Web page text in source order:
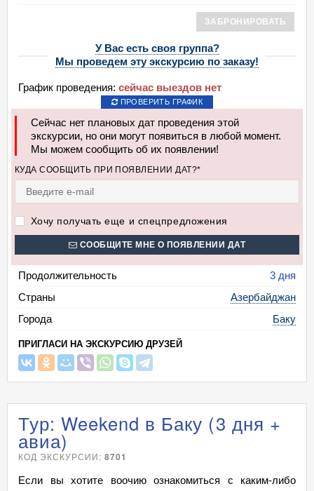
ЗАБРОНИРОВАТЬ
У Вас есть своя группа?
Мы проведем эту экскурсию по заказу!
График проведения: сейчас выездов нет
ПРОВЕРИТЬ ГРАФИК
Сейчас нет плановых дат проведения этой
экскурсии, но они могут появиться в любой момент.
Мы можем сообщить об их появлении!
КУДА СООБЩИТЬ ПРИ ПОЯВЛЕНИИ ДАТ?*
Хочу получать еще и спецпредложения
СООБЩИТЕ МНЕ О ПОЯВЛЕНИИ ДАТ
Продолжительность
3 дня
Страны
Азербайджан
Города
Баку
ПРИГЛАСИ НА ЭКСКУРСИЮ ДРУЗЕЙ
Тур: Weekend в Баку (3 дня +
авиа)
КОД ЭКСКУРСИИ:8701
Если вы хотите воочию ознакомиться с каким-либо